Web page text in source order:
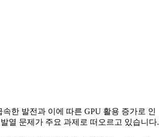
한 발전과 이에 따른 GPU 활용 증가로 인
열 문제가 주요 과제로 떠오르고 있습니다.